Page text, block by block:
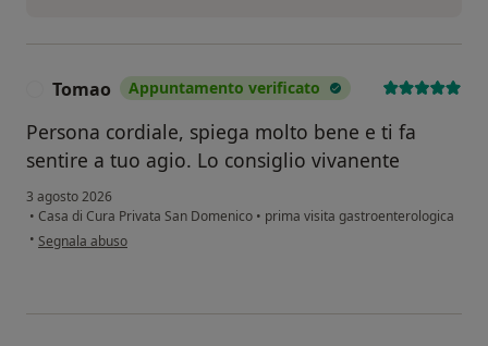
Tomao Appuntamento verificato
Persona cordiale, spiega molto bene e ti fa
sentire a tuo agio. Lo consiglio vivanente
3 agosto 2026
• Casa di Cura Privata San Domenico • prima visita gastroenterologica
• secondo l'opinione dell'utente Tomao
Segnala abuso